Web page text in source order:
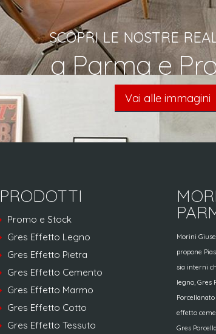
SCOPRI LE NOSTRE
a Parma e
Vai alle immagini
PRODOTTI
Promo e Stock
Gres Effetto Legno
Gres Effetto Pietra
Gres Effetto Cemento
Gres Effetto Marmo
Gres Effetto Cotto
Gres Effetto Tessuto
Morini
propone
sia interni
legno, Gres
effetto
Gres